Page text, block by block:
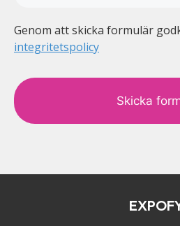
Genom att skicka formulär
integritetspolicy
a
p
t